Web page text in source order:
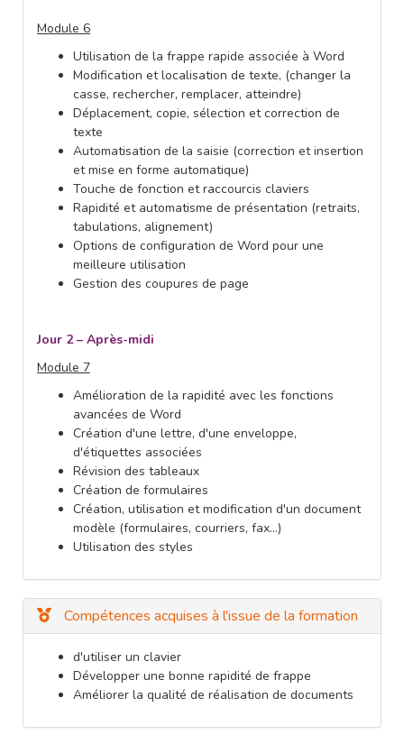
Module 6
Utilisation de la frappe rapide associée à Word
Modification et localisation de texte, (changer la
casse, rechercher, remplacer, atteindre)
Déplacement, copie, sélection et correction de
texte
Automatisation de la saisie (correction et insertion
et mise en forme automatique)
Touche de fonction et raccourcis claviers
Rapidité et automatisme de présentation (retraits,
tabulations, alignement)
Options de configuration de Word pour une
meilleure utilisation
Gestion des coupures de page
Jour 2 – Après-midi
Module 7
Amélioration de la rapidité avec les fonctions
avancées de Word
Création d'une lettre, d'une enveloppe,
d'étiquettes associées
Révision des tableaux
Création de formulaires
Création, utilisation et modification d'un document
modèle (formulaires, courriers, fax…)
Utilisation des styles
Compétences acquises à l'issue de la formation
d'utiliser un clavier
Développer une bonne rapidité de frappe
Améliorer la qualité de réalisation de documents